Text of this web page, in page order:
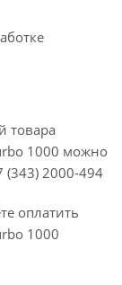
товара
1000 можно
(343) 2000-494
оплатить
1000